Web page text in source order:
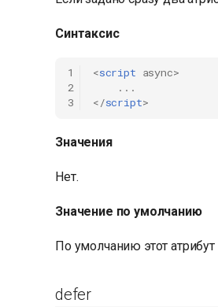
Синтаксис
1
2
3
<script async>
...
</script>
Значения
Нет.
Значение по умолчанию
По умолчанию этот
defer